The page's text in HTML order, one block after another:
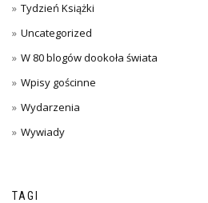
Tydzień Książki
Uncategorized
W 80 blogów dookoła świata
Wpisy gościnne
Wydarzenia
Wywiady
TAGI